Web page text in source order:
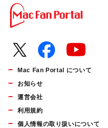
Mac Fan Portal について
お知らせ
運営会社
利用規約
個人情報の取り扱いについて